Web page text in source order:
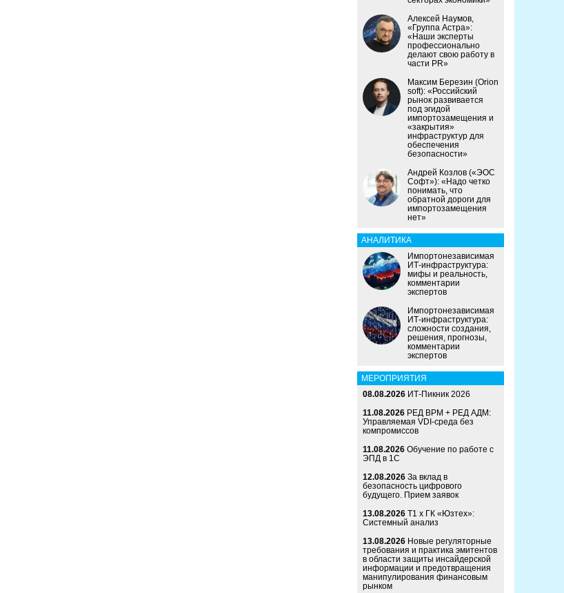
Алексей Наумов,
«Группа Астра»:
«Наши эксперты
профессионально
делают свою работу в
части PR»
Максим Березин (Orion
soft): «Российский
рынок развивается
под эгидой
импортозамещения и
«закрытия»
инфраструктур для
обеспечения
безопасности»
Андрей Козлов («ЭОС
Софт»): «Надо четко
понимать, что
обратной дороги для
импортозамещения
нет»
АНАЛИТИКА
Импортонезависимая
ИТ-инфраструктура:
мифы и реальность,
комментарии
экспертов
Импортонезависимая
ИТ-инфраструктура:
сложности создания,
решения, прогнозы,
комментарии
экспертов
МЕРОПРИЯТИЯ
08.08.2026 ИТ-Пикник 2026
11.08.2026 РЕД ВРМ + РЕД АДМ:
Управляемая VDI-среда без
компромиссов
11.08.2026 Обучение по работе с
ЭПД в 1С
12.08.2026 За вклад в
безопасность цифрового
будущего. Прием заявок
13.08.2026 Т1 x ГК «Юзтех»:
Системный анализ
13.08.2026 Новые регуляторные
требования и практика эмитентов
в области защиты инсайдерской
информации и предотвращения
манипулирования финансовым
рынком